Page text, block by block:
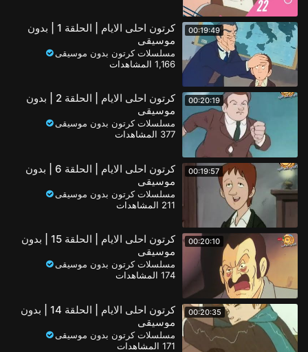
00:19:49
كرتون احلى الايام | الحلقة 1 | بدون
موسيقى
مسلسلات كرتون بدون موسيقى
1,166 المشاهدات
00:20:19
كرتون احلى الايام | الحلقة 2 | بدون
موسيقى
مسلسلات كرتون بدون موسيقى
377 المشاهدات
00:19:57
كرتون احلى الايام | الحلقة 6 | بدون
موسيقى
مسلسلات كرتون بدون موسيقى
211 المشاهدات
00:20:10
كرتون احلى الايام | الحلقة 15 | بدون
موسيقى
مسلسلات كرتون بدون موسيقى
174 المشاهدات
00:20:35
كرتون احلى الايام | الحلقة 14 | بدون
موسيقى
مسلسلات كرتون بدون موسيقى
171 المشاهدات